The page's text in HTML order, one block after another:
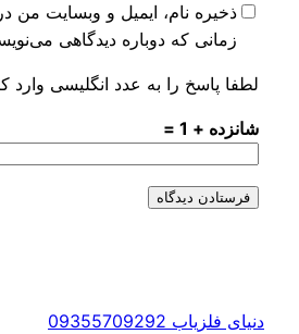
نام، ایمیل و وبسایت من در مرورگر برای
که دوباره دیدگاهی می‌نویسم.
را به عدد انگلیسی وارد کنید: